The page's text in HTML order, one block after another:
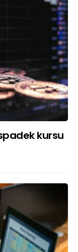
kursu